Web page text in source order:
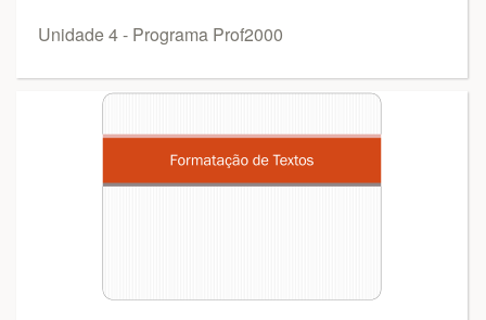
Unidade 4 - Programa Prof2000